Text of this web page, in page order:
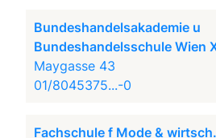
Bundeshandelsakademie u
Bundeshandelsschule Wien
Maygasse 43
01/8045375...-0
Fachschule f Mode &